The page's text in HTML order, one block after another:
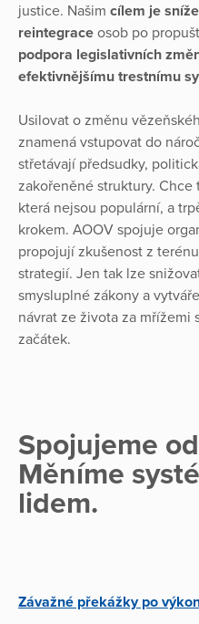
justice. Našim cílem je
reintegrace osob po
podpora legislativních
efektivnějšímu trestnímu
Usilovat o změnu
znamená vstupovat do
střetávají předsudky,
zakořeněné struktury.
která nejsou populární, a
krokem. AOOV spojuje
propojují zkušenost z
strategií. Jen tak lze
smysluplné zákony a
návrat ze života za mřížemi
začátek.
Spojujeme
Měníme
lidem.
Závažné překážky po